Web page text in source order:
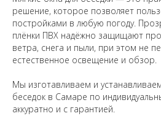
решение, которое позволяет
постройками в любую погоду.
плёнки ПВХ надёжно защищают
ветра, снега и пыли, при этом не
естественное освещение и обзор.
Мы изготавливаем и
беседок в Самаре по
аккуратно и с гарантией.